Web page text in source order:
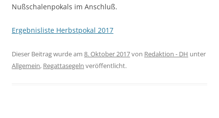
Nußschalenpokals im Anschluß.
Ergebnisliste Herbstpokal 2017
Dieser Beitrag wurde am 8. Oktober 2017von Redaktion - DH unter
Allgemein, Regattasegeln veröffentlicht.